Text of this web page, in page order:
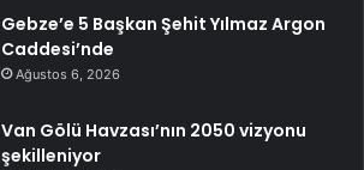
Gebze’e 5 Başkan Şehit Yılmaz Argon
Caddesi’nde
Ağustos 6, 2026
Van Gölü Havzası’nın 2050 vizyonu
şekilleniyor